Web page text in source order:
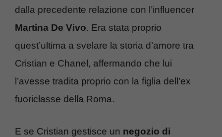
dalla precedente relazione con l’influencer
Martina De Vivo. Era stata proprio
quest’ultima a svelare la storia d’amore tra
Cristian e Chanel, affermando che lui
l’avesse tradita proprio con la figlia dell’ex
fuoriclasse della Roma.
E se Cristian gestisce un negozio di